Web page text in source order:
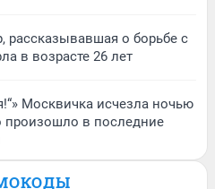
рассказывавшая о борьбе с
в возрасте 26 лет
Москвичка исчезла ночью
произошло в последние